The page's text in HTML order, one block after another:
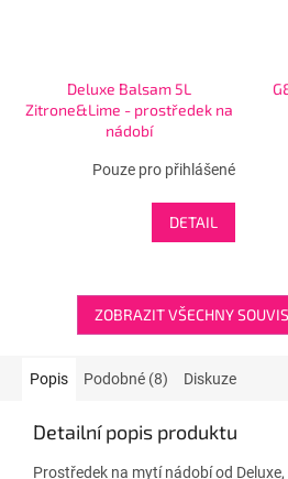
Deluxe Balsam 5L
Zitrone&Lime - prostředek na
nádobí
Pouze pro přihlášené
DETAIL
ZOBRAZIT VŠECHNY
Popis Podobné (8) Diskuze
Detailní popis produktu
Prostředek na mytí nádobí od Deluxe,